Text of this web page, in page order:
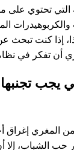
التي تحتوي
والكربوهيدرات
إذا كنت تبحث
أن تفكر في
التي يجب
المغري
حب الشباب،